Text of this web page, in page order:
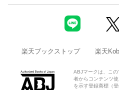
楽天ブックストップ 楽天
ABJマークは、こ
者からコンテンツ
を示す登録商標（